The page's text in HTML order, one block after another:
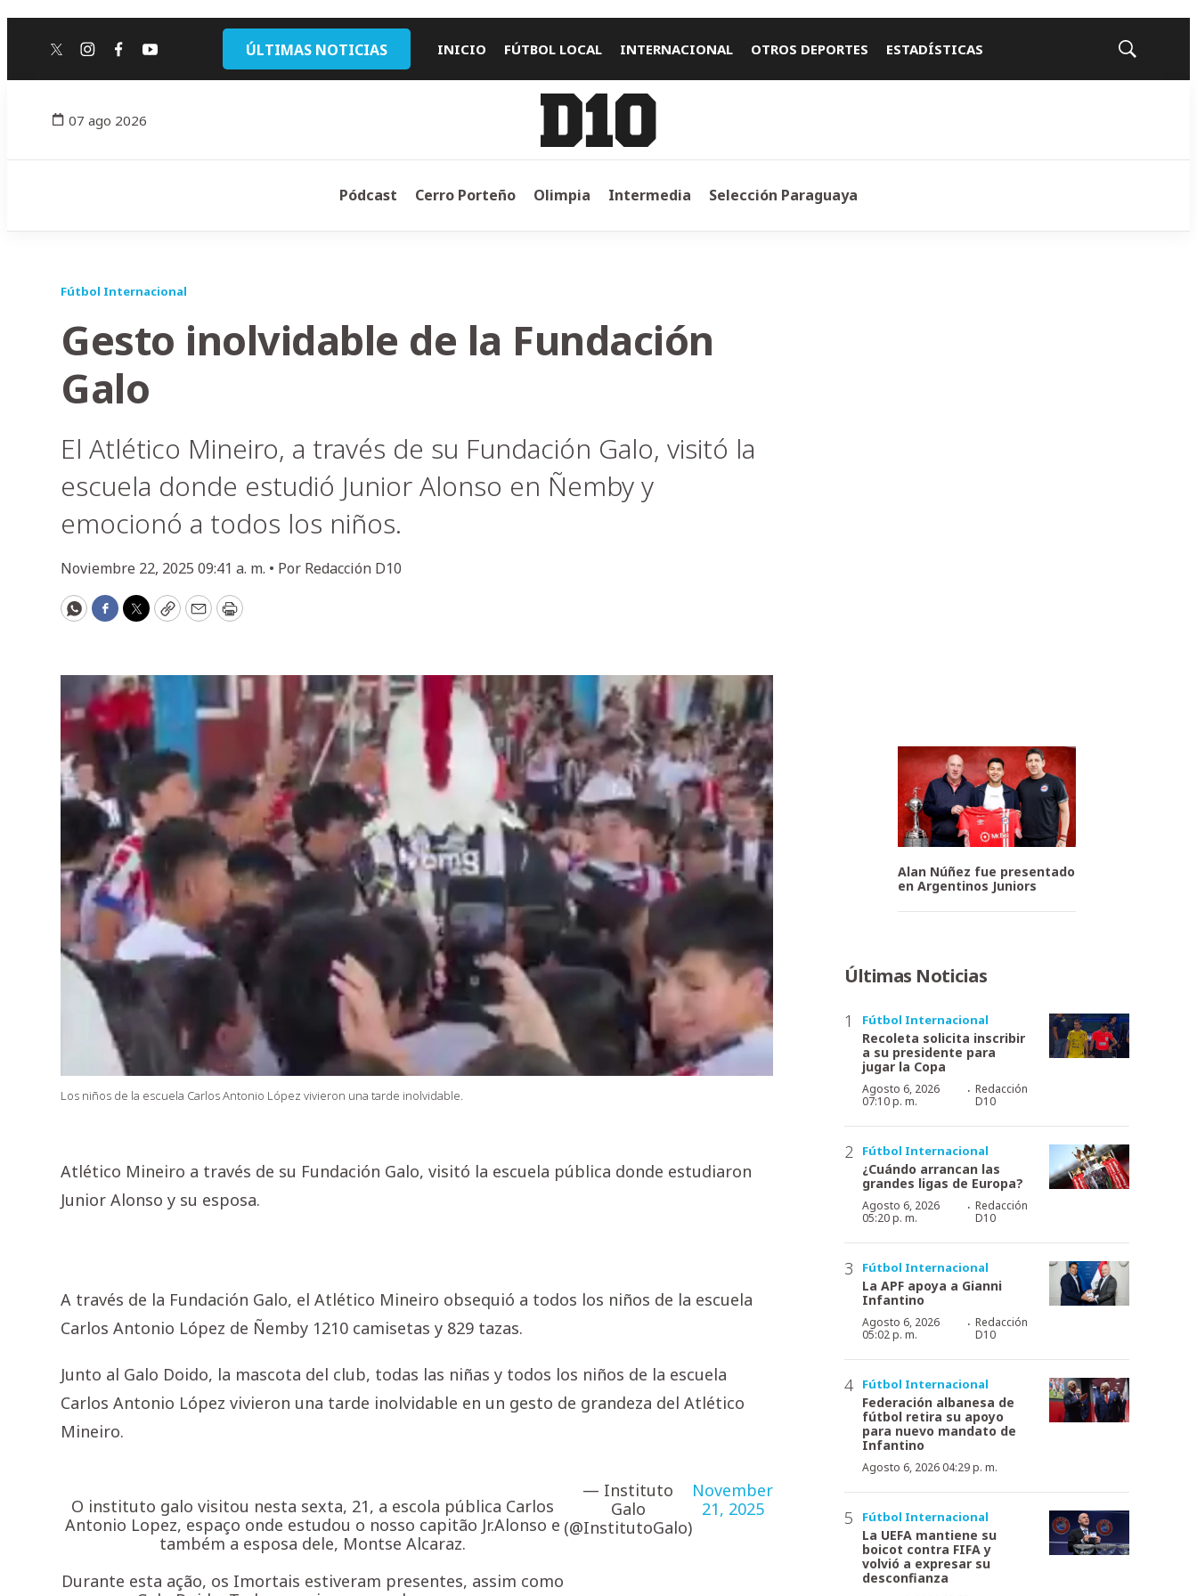
twitterinstagram
facebook
youtube ÚLTIMAS NOTICIAS INICIO FÚTBOL LOCAL INTERNACIONAL OTROS DEPORTES ESTADÍSTICAS
Mostrar
07 ago 2026
Pódcast Cerro Porteño Olimpia Intermedia Selección Paraguaya
Fútbol Internacional
Gesto inolvidable de la Fundación
Galo
El Atlético Mineiro, a través de su Fundación Galo, visitó la
escuela donde estudió Junior Alonso en Ñemby y
emocionó a todos los niños.
Noviembre 22, 2025 09:41 a. m. • Por Redacción D10
WhatsApp
Facebook
Twitter
CopyEmailPrint
Los niños de la escuela Carlos Antonio López vivieron una tarde inolvidable.
Atlético Mineiro a través de su Fundación Galo, visitó la escuela pública donde estudiaron
Junior Alonso y su esposa.
A través de la Fundación Galo, el Atlético Mineiro obsequió a todos los niños de la escuela
Carlos Antonio López de Ñemby 1210 camisetas y 829 tazas.
Junto al Galo Doido, la mascota del club, todas las niñas y todos los niños de la escuela
Carlos Antonio López vivieron una tarde inolvidable en un gesto de grandeza del Atlético
Mineiro.
O instituto galo visitou nesta sexta, 21, a escola pública Carlos
Antonio Lopez, espaço onde estudou o nosso capitão Jr.Alonso e
também a esposa dele, Montse Alcaraz.
Durante esta ação, os Imortais estiveram presentes, assim como
— Instituto
Galo
(@InstitutoGalo)
November
21, 2025
Alan Núñez fue presentado
en Argentinos Juniors
Últimas Noticias
Fútbol Internacional
Recoleta solicita inscribir
a su presidente para
jugar la Copa
Agosto 6, 2026
07:10 p. m.
· Redacción
D10
Fútbol Internacional
¿Cuándo arrancan las
grandes ligas de Europa?
Agosto 6, 2026
05:20 p. m.
· Redacción
D10
Fútbol Internacional
La APF apoya a Gianni
Infantino
Agosto 6, 2026
05:02 p. m.
· Redacción
D10
Fútbol Internacional
Federación albanesa de
fútbol retira su apoyo
para nuevo mandato de
Infantino
Agosto 6, 2026 04:29 p. m.
Fútbol Internacional
La UEFA mantiene su
boicot contra FIFA y
volvió a expresar su
desconfianza